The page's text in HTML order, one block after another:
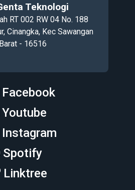
Teknologi
RT 002 RW 04 No. 188
Cinangka, Kec Sawangan
- 16516
Facebook
Youtube
Instagram
Spotify
Linktree